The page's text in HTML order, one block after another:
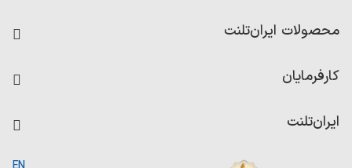
رزومه ساز
امتیاز شرکت‌ها
محصولات ایران‌تلنت
کاردیکس
کارفرمایان
ایران‌تلنت